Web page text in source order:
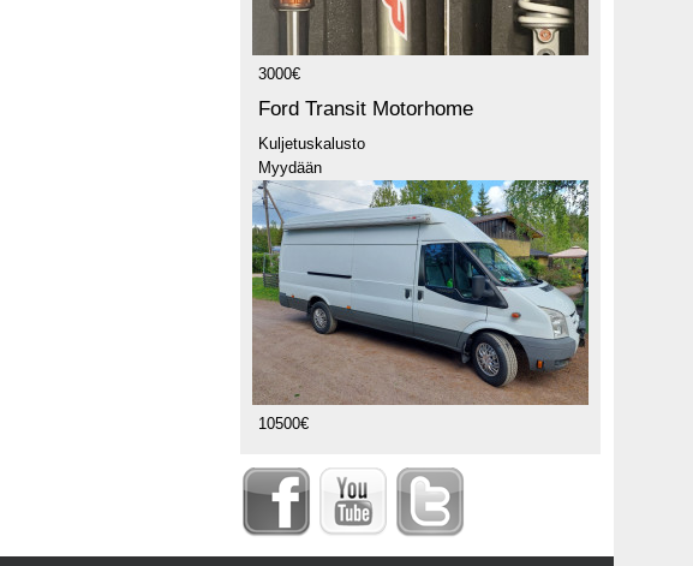
3000€
Ford Transit Motorhome
Kuljetuskalusto
Myydään
10500€